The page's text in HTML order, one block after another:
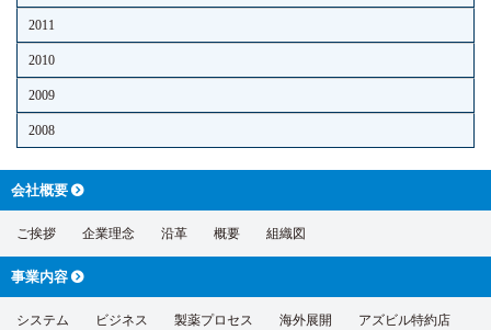
2011
2010
2009
2008
会社概要
ご挨拶 企業理念 沿革 概要 組織図
事業内容
システム ビジネス 製薬プロセス 海外展開 アズビル特約店